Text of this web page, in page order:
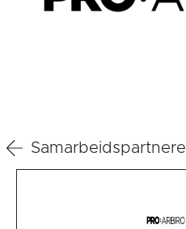
Samarbeidspartnere